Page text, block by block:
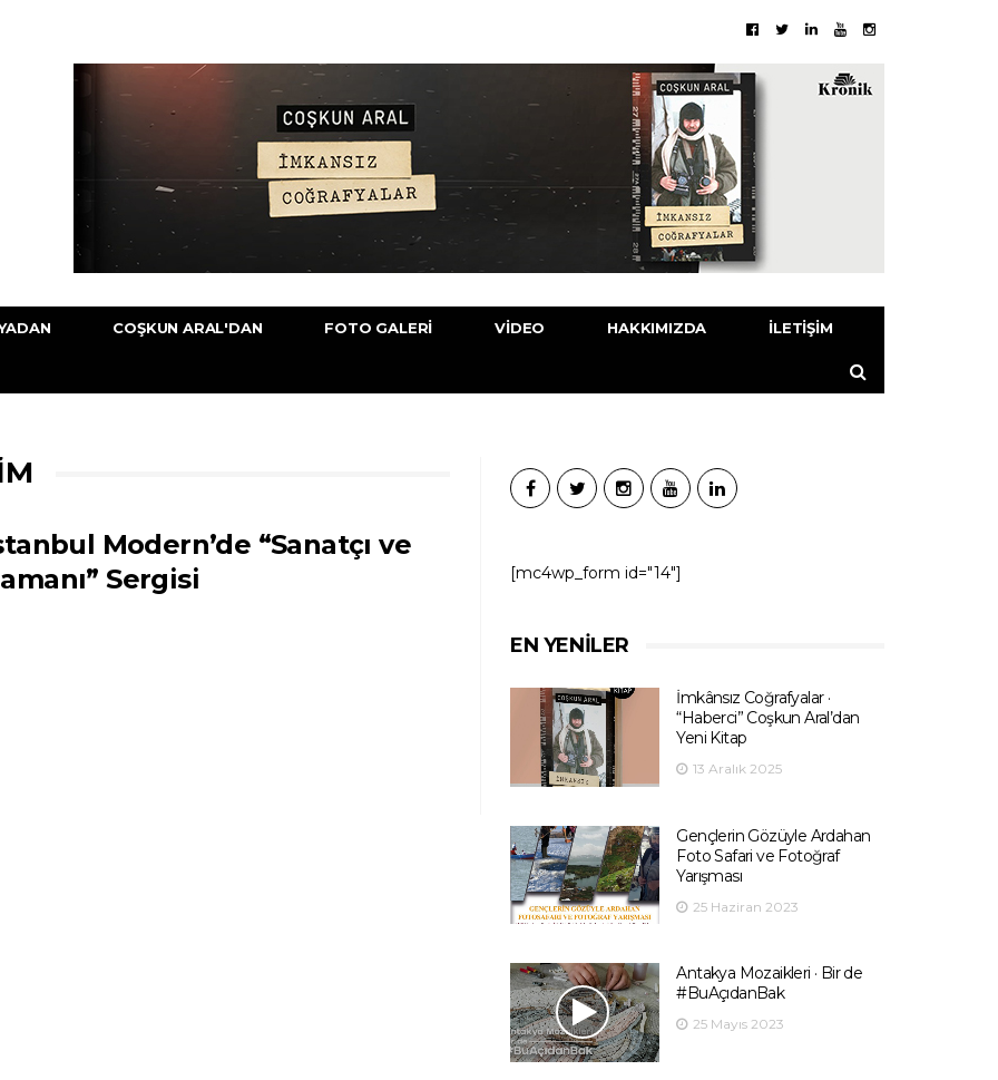
COŞKUN ARAL'DAN FOTO GALERI VIDEO HAKKIMIZDA İLETIŞIM
Modern’de “Sanatçı ve
Sergisi
[mc4wp_form id="14"]
EN YENILER
İmkânsız Coğrafyalar ·
“Haberci” Coşkun Aral’dan
Yeni Kitap
13 Aralık 2025
Gençlerin Gözüyle Ardahan
Foto Safari ve Fotoğraf
Yarışması
25 Haziran 2023
Antakya Mozaikleri · Bir de
#BuAçıdanBak
25 Mayıs 2023